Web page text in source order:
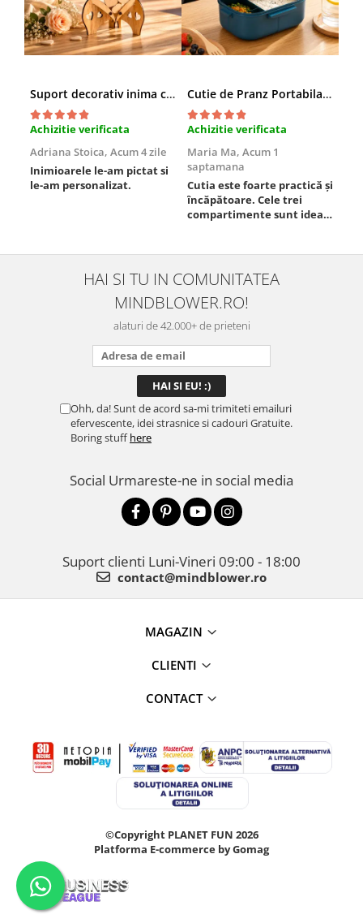
Suport decorativ inima cu mesaje, Cadou cu suflet
Achizitie verificata
Adriana Stoica, Acum 4 zile
Inimioarele le-am pictat si
le-am personalizat.
Cutie de Pranz Portabila cu Compartimente
Achizitie verificata
Maria Ma, Acum 1
saptamana
Cutia este foarte practică și
încăpătoare. Cele trei
compartimente sunt ideale
este sigură, fără scurgeri. O
folosesc aproape zilnic la
serviciu și sunt foarte
mulțumită.
HAI SI TU IN COMUNITATEA
MINDBLOWER.RO!
alaturi de 42.000+ de prieteni
Ohh, da! Sunt de acord sa-mi trimiteti emailuri
efervescente, idei strasnice si cadouri Gratuite.
Boring stuffhere
Social Urmareste-ne in social media
Suport clienti Luni-Vineri 09:00 - 18:00
contact@mindblower.ro
MAGAZIN
CLIENTI
CONTACT
©Copyright PLANET FUN 2026
Platforma E-commerce by Gomag